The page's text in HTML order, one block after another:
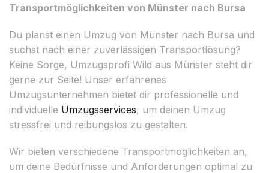
Transportmöglichkeiten von Münster nach Bursa
Du planst einen Umzug von Münster nach Bursa und
suchst nach einer zuverlässigen Transportlösung?
Keine Sorge, Umzugsprofi Wild aus Münster steht dir
gerne zur Seite! Unser erfahrenes
Umzugsunternehmen bietet dir professionelle und
individuelle Umzugsservices, um deinen Umzug
stressfrei und reibungslos zu gestalten.
Wir bieten verschiedene Transportmöglichkeiten an,
um deine Bedürfnisse und Anforderungen optimal zu